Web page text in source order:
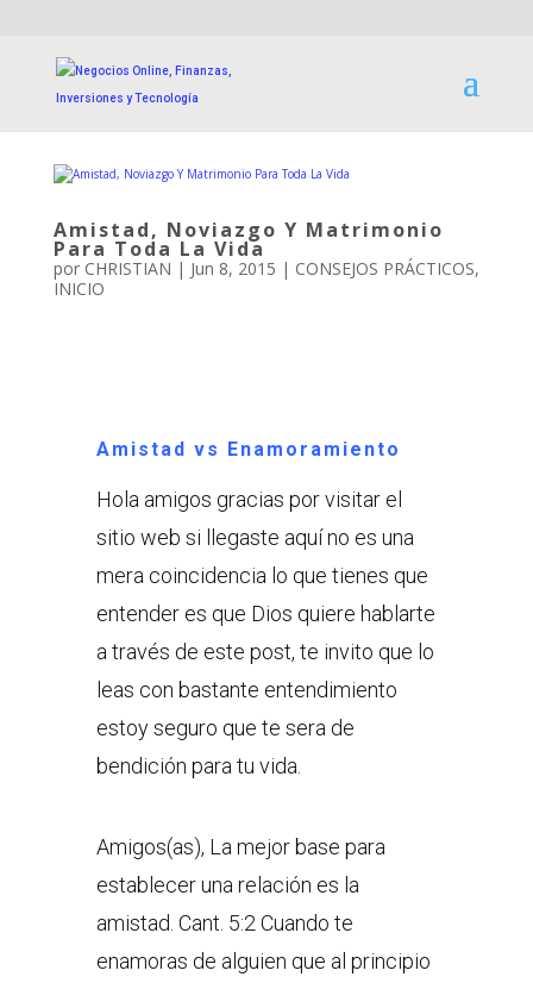
Amistad, Noviazgo Y Matrimonio
Para Toda La Vida
por CHRISTIAN | Jun 8, 2015 | CONSEJOS PRÁCTICOS,
INICIO
Amistad vs Enamoramiento
Hola amigos gracias por visitar el
sitio web si llegaste aquí no es una
mera coincidencia lo que tienes que
entender es que Dios quiere hablarte
a través de este post, te invito que lo
leas con bastante entendimiento
estoy seguro que te sera de
bendición para tu vida.
Amigos(as), La mejor base para
establecer una relación es la
amistad. Cant. 5:2 Cuando te
enamoras de alguien que al principio